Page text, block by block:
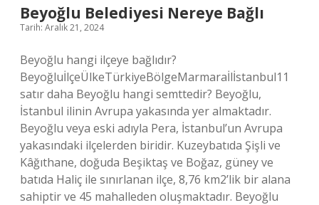
Beyoğlu Belediyesi Nereye Bağlı
Tarih: Aralık 21, 2024
Beyoğlu hangi ilçeye bağlıdır?
BeyoğluİlçeÜlkeTürkiyeBölgeMarmaraİlİstanbul11
satır daha Beyoğlu hangi semttedir? Beyoğlu,
İstanbul ilinin Avrupa yakasında yer almaktadır.
Beyoğlu veya eski adıyla Pera, İstanbul’un Avrupa
yakasındaki ilçelerden biridir. Kuzeybatıda Şişli ve
Kâğıthane, doğuda Beşiktaş ve Boğaz, güney ve
batıda Haliç ile sınırlanan ilçe, 8,76 km2’lik bir alana
sahiptir ve 45 mahalleden oluşmaktadır. Beyoğlu